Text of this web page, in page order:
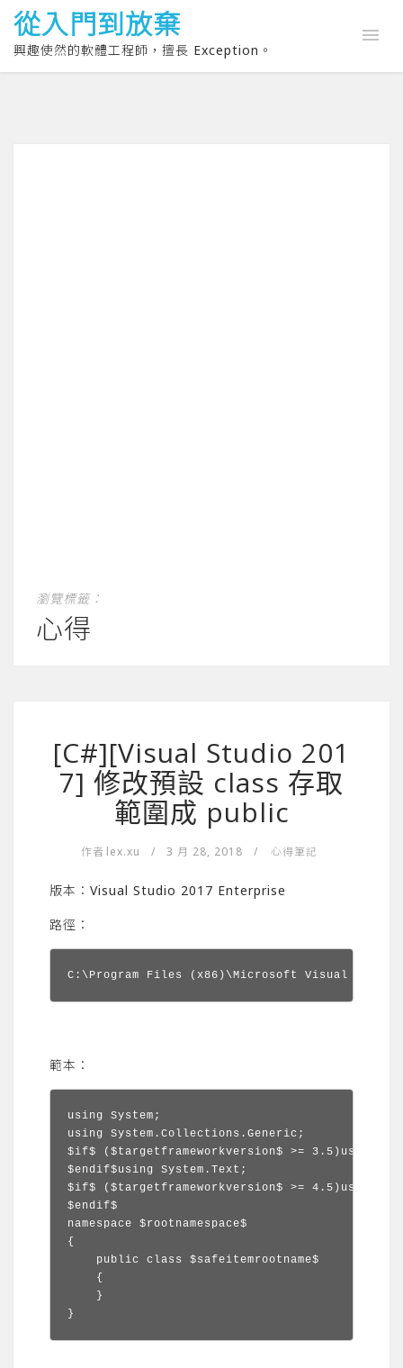
從入門到放棄
興趣使然的軟體工程師，擅長 Exception。
瀏覽標籤：
心得
[C#][Visual Studio 201
7] 修改預設 class 存取
範圍成 public
作者 lex.xu / 3 月 28, 2018 / 心得筆記
版本：Visual Studio 2017 Enterprise
路徑：
C:\Program Files (x86)\Microsoft Visual
範本：
using System;
using System.Collections.Generic;
$if$ ($targetframeworkversion$ >= 3.5)using
$endif$using System.Text;
$if$ ($targetframeworkversion$ >= 4.5)using
$endif$
namespace $rootnamespace$
{
    public class $safeitemrootname$
    {
    }
}